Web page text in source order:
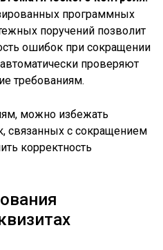
программных
поручений позволит
ошибок при сокращении
проверяют
требованиям.
можно избежать
связанных с сокращением
корректность